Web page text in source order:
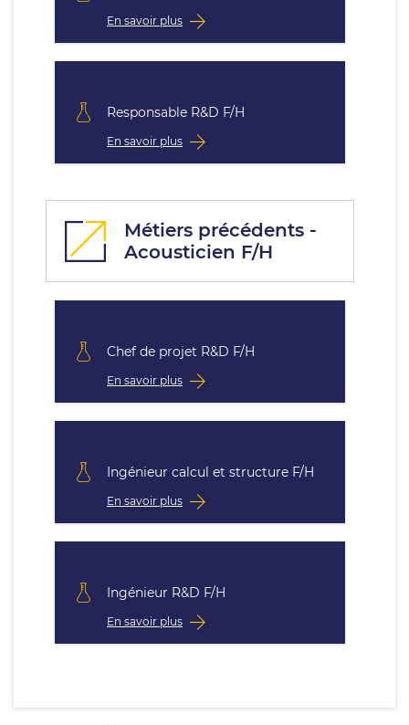
En savoir plus
Responsable R&D F/H
En savoir plus
Métiers précédents -
Acousticien F/H
Chef de projet R&D F/H
En savoir plus
Ingénieur calcul et structure F/H
En savoir plus
Ingénieur R&D F/H
En savoir plus